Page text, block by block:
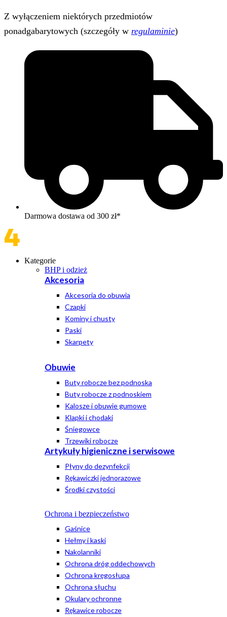
Z wyłączeniem niektórych przedmiotów
ponadgabarytowych (szczegóły w regulaminie)
Darmowa dostawa od 300 zł*
Kategorie
BHP i odzież
Akcesoria
Akcesoria do obuwia
Czapki
Kominy i chusty
Paski
Skarpety
Obuwie
Buty robocze bez podnoska
Buty robocze z podnoskiem
Kalosze i obuwie gumowe
Klapki i chodaki
Śniegowce
Trzewiki robocze
Artykuły higieniczne i serwisowe
Płyny do dezynfekcji
Rękawiczki jednorazowe
Środki czystości
Ochrona i bezpieczeństwo
Gaśnice
Hełmy i kaski
Nakolanniki
Ochrona dróg oddechowych
Ochrona kręgosłupa
Ochrona słuchu
Okulary ochronne
Rękawice robocze